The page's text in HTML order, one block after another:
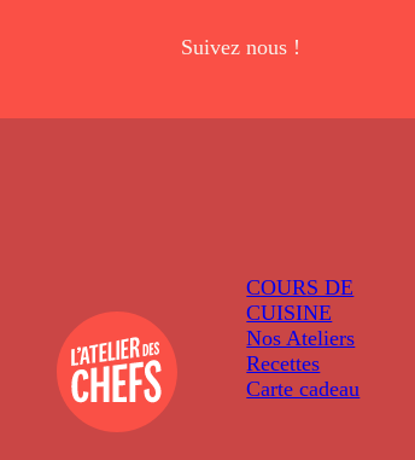
Suivez nous !
COURS DE
CUISINE
Nos Ateliers
Recettes
Carte cadeau